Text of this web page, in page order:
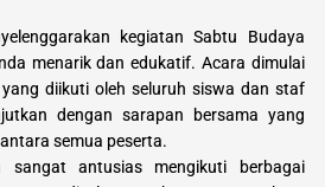
kegiatan Sabtu Budaya
menarik dan edukatif. Acara dimulai
diikuti oleh seluruh siswa dan staf
dengan sarapan bersama yang
semua peserta.
sangat antusias mengikuti berbagai